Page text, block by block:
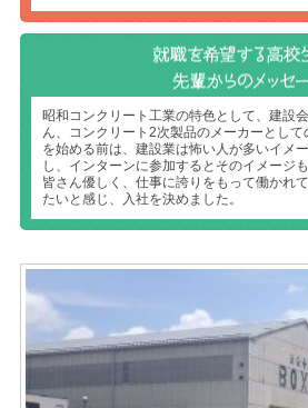
昭和コンクリート工業の特色として、建設
ん、コンクリート2次製品のメーカーとし
を始める前は、建設業は怖い人が多いイメ
し、インターンに参加するとそのイメージ
皆さん優しく、仕事に誇りをもって働かれ
たいと感じ、入社を決めました。